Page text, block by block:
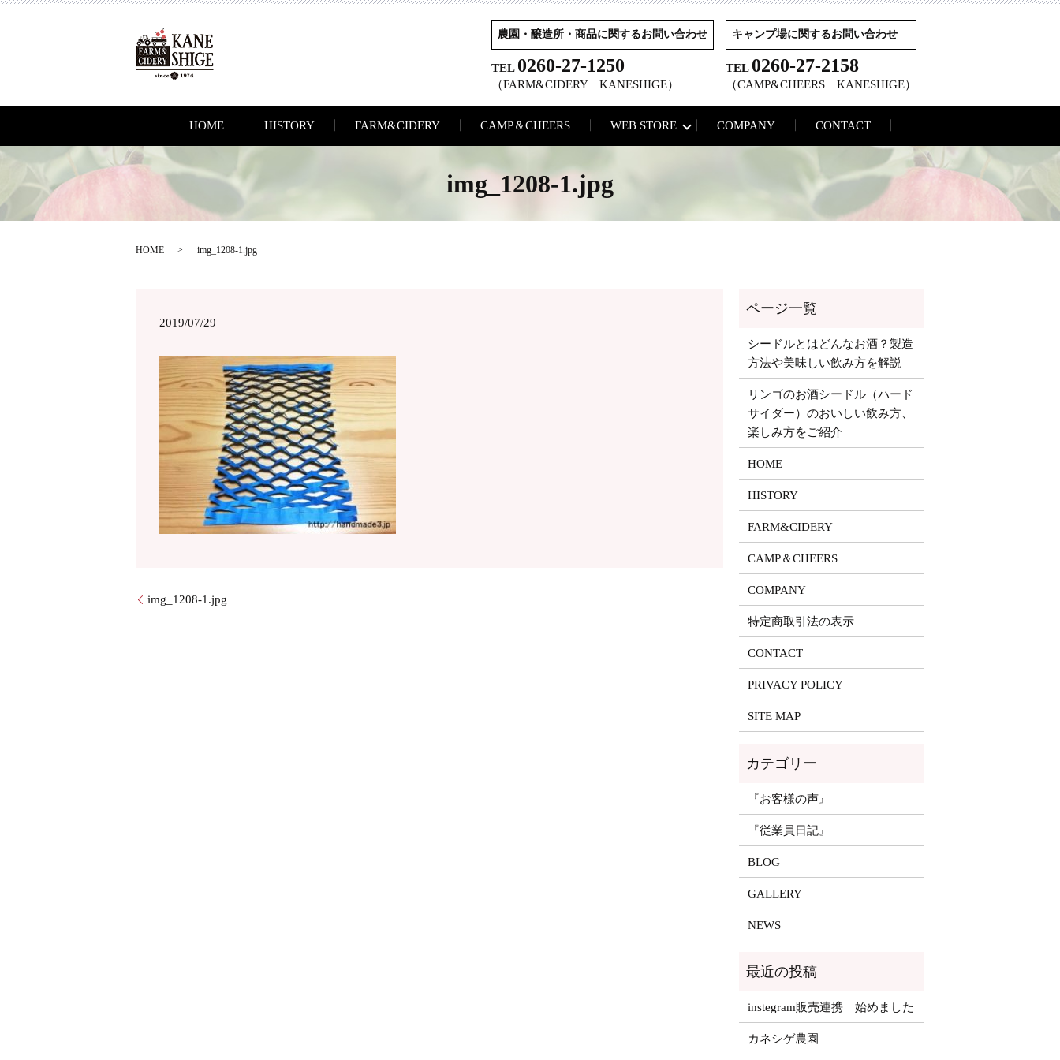
農園・醸造所・商品に関するお問い合わせ
TEL 0260-27-1250
（FARM&CIDERY KANESHIGE）
キャンプ場に関するお問い合わせ
TEL 0260-27-2158
（CAMP&CHEERS KANESHIGE）
HOME HISTORY FARM&CIDERY CAMP＆CHEERS WEB STORE COMPANY CONTACT
img_1208-1.jpg
HOME img_1208-1.jpg
2019/07/29
img_1208-1.jpg
シードルとはどんなお酒？製造
方法や美味しい飲み方を解説
リンゴのお酒シードル（ハード
サイダー）のおいしい飲み方、
楽しみ方をご紹介
HOME
HISTORY
FARM&CIDERY
CAMP＆CHEERS
COMPANY
特定商取引法の表示
CONTACT
PRIVACY POLICY
SITE MAP
『お客様の声』
『従業員日記』
BLOG
GALLERY
NEWS
instegram販売連携 始めました
カネシゲ農園